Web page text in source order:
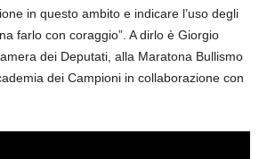
in questo ambito e indicare l’uso degli
farlo con coraggio”. A dirlo è Giorgio
dei Deputati, alla Maratona Bullismo
dei Campioni in collaborazione con